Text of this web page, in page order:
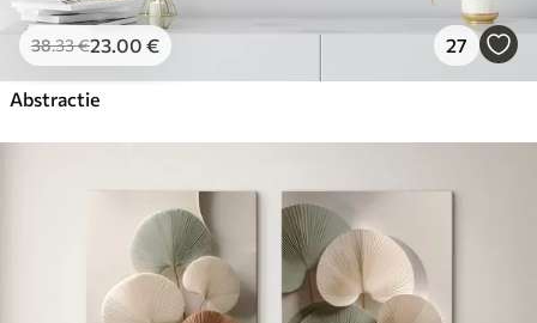
38.33€23.00 € 27
Abstractie